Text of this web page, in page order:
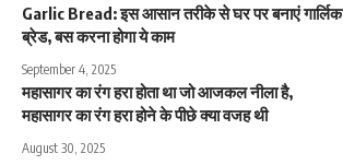
Garlic Bread: इस आसान तरीके से घर पर बनाएं गार्लिक
ब्रेड, बस करना होगा ये काम
September 4, 2025
महासागर का रंग हरा होता था जो आजकल नीला है,
महासागर का रंग हरा होने के पीछे क्या वजह थी
August 30, 2025